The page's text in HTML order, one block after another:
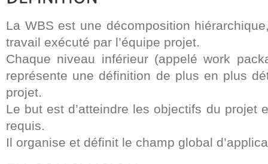
La WBS est une décomposition
travail exécuté par l’équipe projet.
Chaque niveau inférieur (appelé work
représente une définition de plus en plus
projet.
Le but est d’atteindre les objectifs du projet
requis.
Il organise et définit le champ global